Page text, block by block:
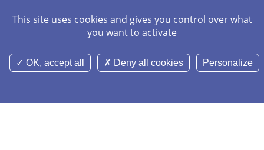
©Nominoë CHU Rennes 2026 Tous droits réservés -
This site uses cookies and gives you control over what
you want to activate
OK, accept all Deny all cookies Personalize